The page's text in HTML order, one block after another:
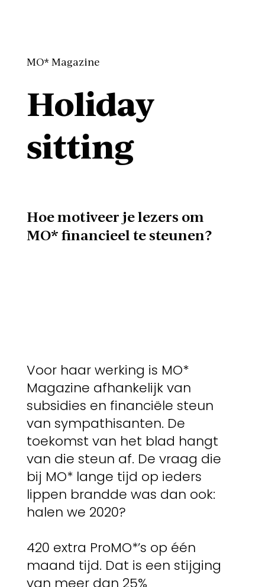
MO* Magazine
Holiday
sitting
Hoe motiveer je lezers om
MO* financieel te steunen?
Voor haar werking is MO*
Magazine afhankelijk van
subsidies en financiële steun
van sympathisanten. De
toekomst van het blad hangt
van die steun af. De vraag die
bij MO* lange tijd op ieders
lippen brandde was dan ook:
halen we 2020?
420 extra ProMO*’s op één
maand tijd. Dat is een stijging
van meer dan 25%